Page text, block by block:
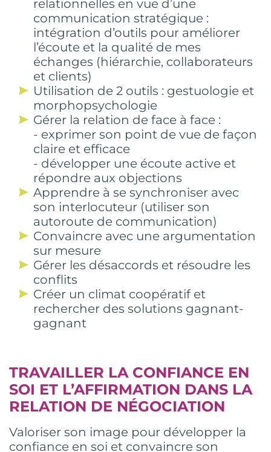
relationnelles en vue d’une
communication stratégique :
intégration d’outils pour améliorer
l’écoute et la qualité de mes
échanges (hiérarchie, collaborateurs
et clients)
Utilisation de 2 outils : gestuologie et
morphopsychologie
Gérer la relation de face à face :
- exprimer son point de vue de façon
claire et efficace
- développer une écoute active et
répondre aux objections
Apprendre à se synchroniser avec
son interlocuteur (utiliser son
autoroute de communication)
Convaincre avec une argumentation
sur mesure
Gérer les désaccords et résoudre les
conflits
Créer un climat coopératif et
rechercher des solutions gagnant-
gagnant
TRAVAILLER LA CONFIANCE EN
SOI ET L’AFFIRMATION DANS LA
RELATION DE NÉGOCIATION
Valoriser son image pour développer la
confiance en soi et convaincre son